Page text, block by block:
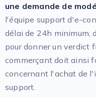
une demande de
l'équipe support d'e-
délai de 24h minimum,
pour donner un verdict
commerçant doit ainsi
concernant l'achat de
support.